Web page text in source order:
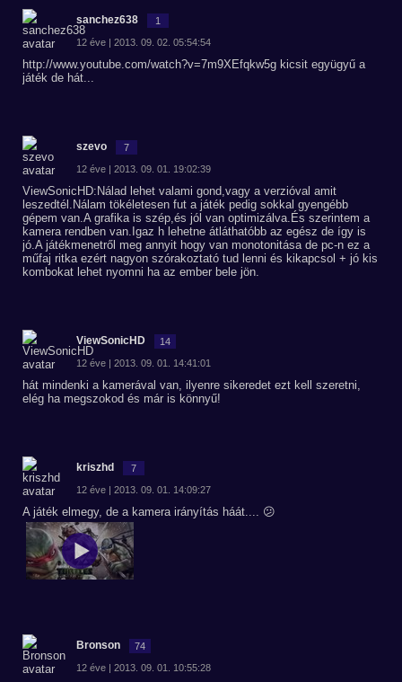
sanchez638 1
12 éve | 2013. 09. 02. 05:54:54
http://www.youtube.com/watch?v=7m9XEfqkw5g kicsit együgyű a
játék de hát...
szevo 7
12 éve | 2013. 09. 01. 19:02:39
ViewSonicHD:Nálad lehet valami gond,vagy a verzióval amit
leszedtél.Nálam tökéletesen fut a játék pedig sokkal gyengébb
gépem van.A grafika is szép,és jól van optimizálva.És szerintem a
kamera rendben van.Igaz h lehetne átláthatóbb az egész de így is
jó.A játékmenetről meg annyit hogy van monotonitása de pc-n ez a
műfaj ritka ezért nagyon szórakoztató tud lenni és kikapcsol + jó kis
kombokat lehet nyomni ha az ember bele jön.
ViewSonicHD 14
12 éve | 2013. 09. 01. 14:41:01
hát mindenki a kamerával van, ilyenre sikeredet ezt kell szeretni,
elég ha megszokod és már is könnyű!
kriszhd 7
12 éve | 2013. 09. 01. 14:09:27
A játék elmegy, de a kamera irányítás háát.... 😕
Bronson 74
12 éve | 2013. 09. 01. 10:55:28